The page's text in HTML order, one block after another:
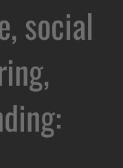
social